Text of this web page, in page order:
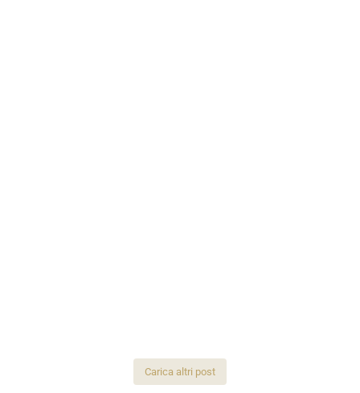
Carica altri post